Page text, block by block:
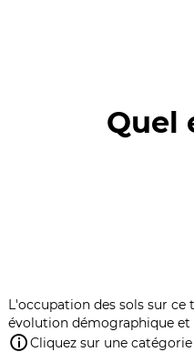
Quel
L'occupation des sols sur
évolution démographique
Cliquez sur une